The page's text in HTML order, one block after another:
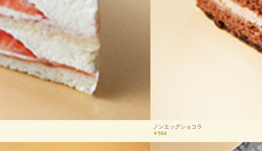
ノンエッグショコラ
￥594